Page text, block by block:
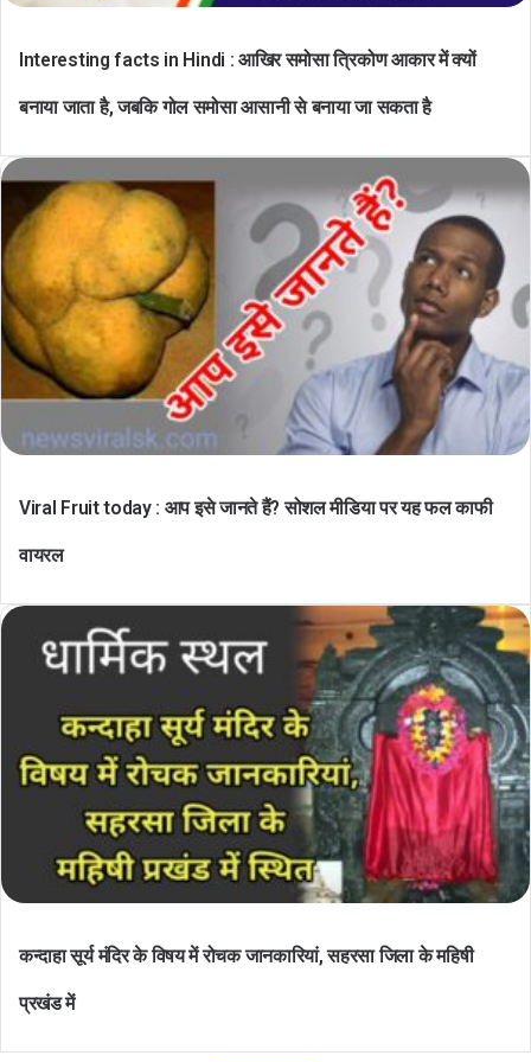
Interesting facts in Hindi : आखिर समोसा त्रिकोण आकार में क्यों
बनाया जाता है, जबकि गोल समोसा आसानी से बनाया जा सकता है
Viral Fruit today : आप इसे जानते हैं? सोशल मीडिया पर यह फल काफी
वायरल
कन्दाहा सूर्य मंदिर के विषय में रोचक जानकारियां, सहरसा जिला के महिषी
प्रखंड में